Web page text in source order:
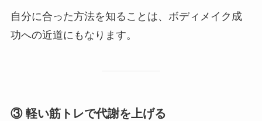
自分に合った方法を知ることは、ボディメイク成
功への近道にもなります。
③ 軽い筋トレで代謝を上げる